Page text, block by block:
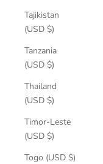
Tajikistan
(USD $)
Tanzania
(USD $)
Thailand
(USD $)
Timor-Leste
(USD $)
Togo (USD $)